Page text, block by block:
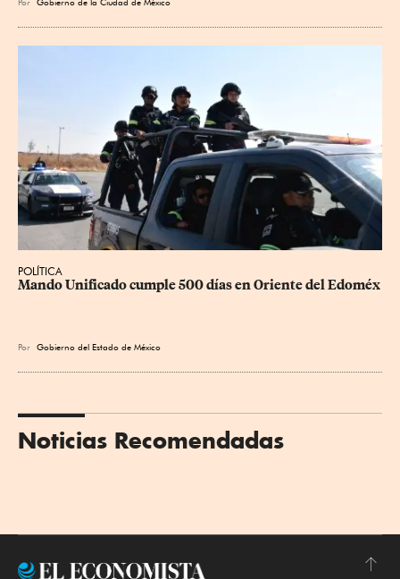
POLÍTICA
Mando Unificado cumple 500 días en Oriente del Edoméx
Por Gobierno del Estado de México
Noticias Recomendadas